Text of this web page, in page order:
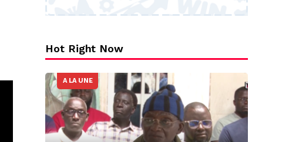
Hot Right Now
A LA UNE